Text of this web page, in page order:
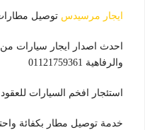
ايجار مرسيدس توصيل
احدث اصدار ايجار سيارات
والرفاهية 01121759361
استئجار افخم السيارات
خدمة توصيل مطار بكفائة